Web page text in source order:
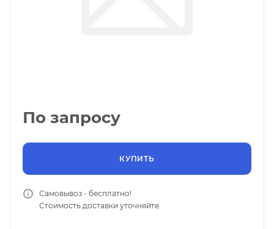
По запросу
КУПИТЬ
Самовывоз - бесплатно!
Стоимость доставки уточняйте.